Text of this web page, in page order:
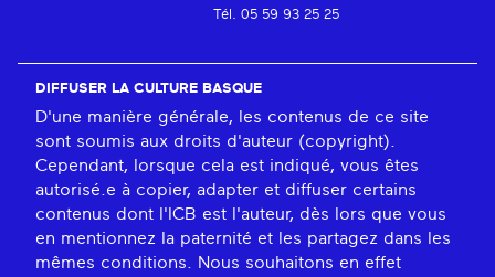
Tél. 05 59 93 25 25
DIFFUSER LA CULTURE BASQUE
D'une manière générale, les contenus de ce site
sont soumis aux droits d'auteur (copyright).
Cependant, lorsque cela est indiqué, vous êtes
autorisé.e à copier, adapter et diffuser certains
contenus dont l'ICB est l'auteur, dès lors que vous
en mentionnez la paternité et les partagez dans les
mêmes conditions. Nous souhaitons en effet